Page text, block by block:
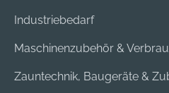
Industriebedarf
Maschinenzubehör &
Zauntechnik, Baugeräte &